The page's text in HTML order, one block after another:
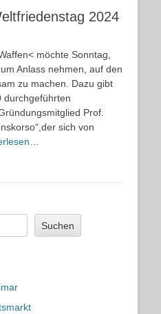
2024
möchte Sonntag,
Anlass nehmen, auf den
zu machen. Dazu gibt
durchgeführten
Prof.
sich von
Suchen